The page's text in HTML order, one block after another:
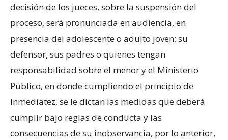
decisión de los jueces, sobre la suspensión del
proceso, será pronunciada en audiencia, en
presencia del adolescente o adulto joven; su
defensor, sus padres o quienes tengan
responsabilidad sobre el menor y el Ministerio
Público, en donde cumpliendo el principio de
inmediatez, se le dictan las medidas que deberá
cumplir bajo reglas de conducta y las
consecuencias de su inobservancia, por lo anterior,